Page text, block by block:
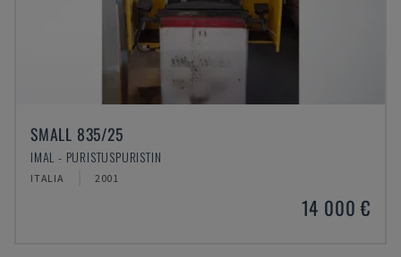
SMALL 835/25
IMAL - PURISTUSPURISTIN
ITALIA 2001
14 000 €